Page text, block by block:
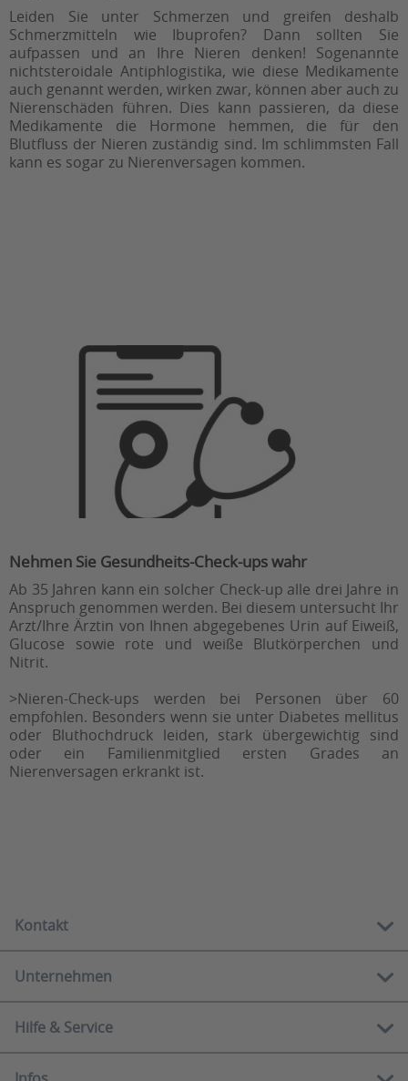
Leiden Sie unter Schmerzen und greifen deshalb
Schmerzmitteln wie Ibuprofen? Dann sollten Sie
aufpassen und an Ihre Nieren denken! Sogenannte
nichtsteroidale Antiphlogistika, wie diese Medikamente
auch genannt werden, wirken zwar, können aber auch zu
Nierenschäden führen. Dies kann passieren, da diese
Medikamente die Hormone hemmen, die für den
Blutfluss der Nieren zuständig sind. Im schlimmsten Fall
kann es sogar zu Nierenversagen kommen.
Nehmen Sie Gesundheits-Check-ups wahr
Ab 35 Jahren kann ein solcher Check-up alle drei Jahre in
Anspruch genommen werden. Bei diesem untersucht Ihr
Arzt/Ihre Ärztin von Ihnen abgegebenes Urin auf Eiweiß,
Glucose sowie rote und weiße Blutkörperchen und
Nitrit.
>Nieren-Check-ups werden bei Personen über 60
empfohlen. Besonders wenn sie unter Diabetes mellitus
oder Bluthochdruck leiden, stark übergewichtig sind
oder ein Familienmitglied ersten Grades an
Nierenversagen erkrankt ist.
Kontakt
Kostenlose Hotline:
0800 888 90 80
Mo-Fr
10.00 - 12.00 Uhr
13.00 - 16.00 Uhr
Unternehmen
Über uns
Showrooms
Hilfe & Service